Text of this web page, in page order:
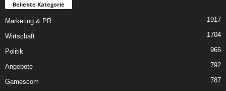
Beliebte Kategorie
Marketing & PR 1917
Wirtschaft 1704
Politik 965
Angebote 792
Gamescom 787